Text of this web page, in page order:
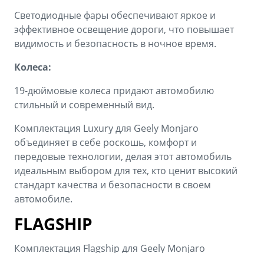
Светодиодные фары обеспечивают яркое и
эффективное освещение дороги, что повышает
видимость и безопасность в ночное время.
Колеса:
19-дюймовые колеса придают автомобилю
стильный и современный вид.
Комплектация Luxury для Geely Monjaro
объединяет в себе роскошь, комфорт и
передовые технологии, делая этот автомобиль
идеальным выбором для тех, кто ценит высокий
стандарт качества и безопасности в своем
автомобиле.
FLAGSHIP
Комплектация Flagship для Geely Monjaro